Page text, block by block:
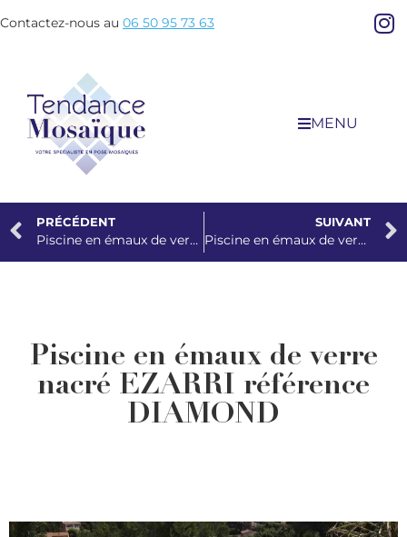
Contactez-nous au 06 50 95 73 63
MENU
PRÉCÉDENT
Piscine en émaux de verre nacré EZARRI référence ARENA
SUIVANT
Piscine en émaux de verre nacré EZARRI référence MARFILL
Piscine en émaux de verre
nacré EZARRI référence
DIAMOND